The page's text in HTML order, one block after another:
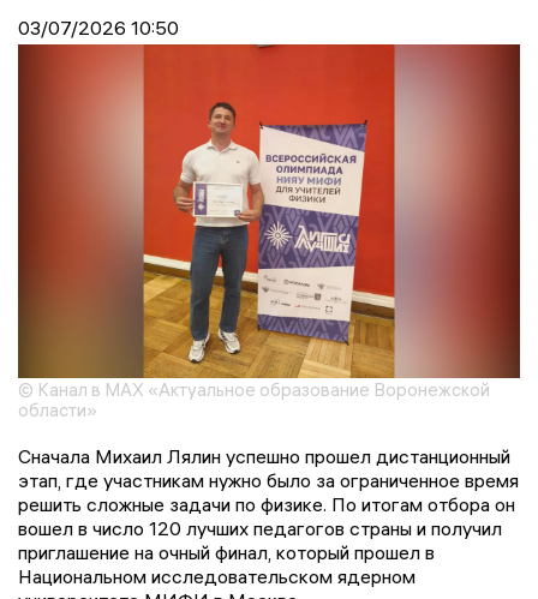
03/07/2026 10:50
© Канал в MAX «Актуальное образование Воронежской
области»
Сначала Михаил Лялин успешно прошел дистанционный
этап, где участникам нужно было за ограниченное время
решить сложные задачи по физике. По итогам отбора он
вошел в число 120 лучших педагогов страны и получил
приглашение на очный финал, который прошел в
Национальном исследовательском ядерном